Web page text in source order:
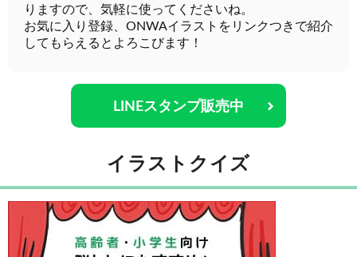
りますので、気軽に使ってくださいね。
お気に入り登録、ONWAイラストをリンクつきで紹介
してもらえるとよろこびます！
LINEスタンプ販売中
イラストクイズ